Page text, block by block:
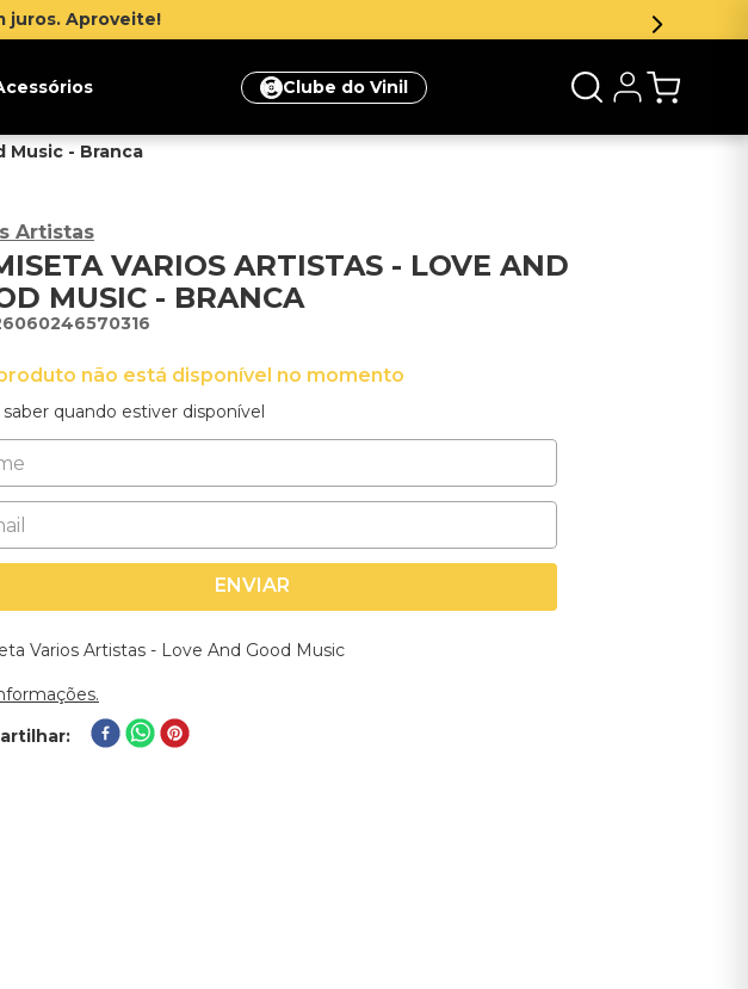
juros. Aproveite!
Clube do Vinil
Music - Branca
Artistas
VARIOS ARTISTAS - LOVE AND
MUSIC - BRANCA
não está disponível no momento
quando estiver disponível
ENVIAR
Varios Artistas - Love And Good Music